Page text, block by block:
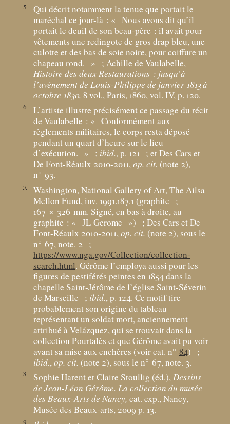
5
Qui décrit notamment la tenue que portait le
maréchal ce jour-là : « Nous avons dit qu’il
portait le deuil de son beau-père : il avait pour
vêtements une redingote de gros drap bleu, une
culotte et des bas de soie noire, pour coiffure un
chapeau rond.
»
; Achille de Vaulabelle,
Histoire des deux Restaurations : jusqu’à
l’avènement de Louis-Philippe de janvier 1813 à
octobre 1830, 8 vol., Paris, 1860, vol. IV, p. 120.
6
L’artiste illustre précisément ce passage du récit
de Vaulabelle : « Conformément aux
règlements militaires, le corps resta déposé
pendant un quart d’heure sur le lieu
d’exécution.
» ; ibid., p. 121 ; et Des Cars et
De Font-Réaulx 2010-2011,op. cit. (note 2),
n° 93.
7
Washington, National Gallery of Art, The Ailsa
Mellon Fund, inv. 1991.187.1 (graphite
;
167 × 326 mm. Signé, en bas à droite, au
graphite : « JL Gerome »)
; Des Cars et De
Font-Réaulx 2010-2011,op. cit. (note 2), sous le
n° 67, note. 2
;
https://www.nga.gov/Collection/collection-
search.html. Gérôme l’employa aussi pour les
figures de pestiférés peintes en 1854 dans la
chapelle Saint-Jérôme de l’église Saint-Séverin
de Marseille
; ibid., p. 124. Ce motif tire
probablement son origine du tableau
représentant un soldat mort, anciennement
attribué à Velázquez, qui se trouvait dans la
collection Pourtalès et que Gérôme avait pu voir
avant sa mise aux enchères (voir cat. n° 84)
;
ibid.,op. cit. (note 2), sous le n° 67, note. 3.
8 Sophie Harent et Claire Stoullig (éd.),Dessins
de Jean-Léon Gérôme. La collection du musée
des Beaux-Arts de Nancy, cat. exp., Nancy,
Musée des Beaux-arts, 2009 p. 13.
9